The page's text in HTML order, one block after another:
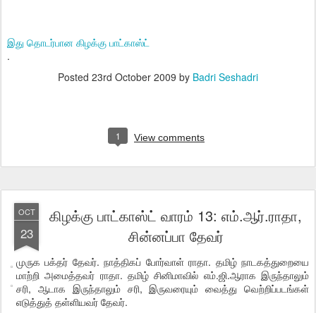
இது தொடர்பான கிழக்கு பாட்காஸ்ட்
.
Posted 23rd October 2009 by Badri Seshadri
1 View comments
OCT
23
கிழக்கு பாட்காஸ்ட் வாரம் 13: எம்.ஆர்.ராதா,
சின்னப்பா தேவர்
முருக பக்தர் தேவர். நாத்திகப் போர்வாள் ராதா. தமிழ் நாடகத்துறையை
மாற்றி அமைத்தவர் ராதா. தமிழ் சினிமாவில் எம்.ஜி.ஆராக இருந்தாலும்
சரி, ஆடாக இருந்தாலும் சரி, இருவரையும் வைத்து வெற்றிப்படங்கள்
எடுத்துத் தள்ளியவர் தேவர்.